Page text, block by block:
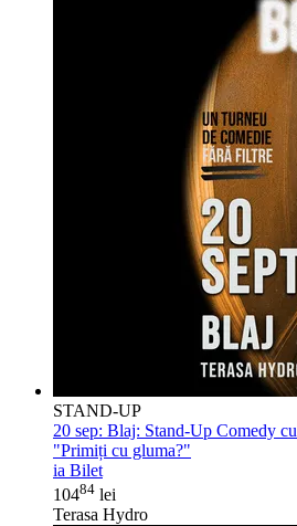
STAND-UP
20 sep: Blaj: Stand-Up Comedy cu
"Primiți cu gluma?"
ia Bilet
10484 lei
Terasa Hydro